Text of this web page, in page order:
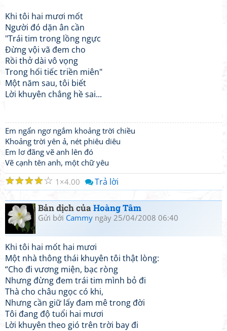
Khi tôi hai mươi mốt
Người đó dặn ân cần
"Trái tim trong lồng ngực
Đừng vội vã đem cho
Rồi thở dài vô vọng
Trong hối tiếc triền miên"
Một năm sau, tôi biết
Lời khuyên chẳng hề sai...
Em ngẩn ngơ ngắm khoảng trời chiều
Khoảng trời yên ả, nét phiêu diêu
Em lơ đãng vẽ anh lên đó
Vẽ cạnh tên anh, một chữ yêu
☆
☆
☆
☆
☆ 1 4.00 Trả lời
Bản dịch củaHoàng Tâm
Gửi bởi Cammy ngày 25/04/2008 06:40
Khi tôi hai mốt hai mươi
Một nhà thông thái khuyên tôi thật lòng:
“Cho đi vương miện, bạc ròng
Nhưng đừng đem trái tim mình bỏ đi
Thà cho châu ngọc có khi,
Nhưng cần giữ lấy đam mê trong đời
Tôi đang độ tuổi hai mươi
Lời khuyên theo gió trên trời bay đi